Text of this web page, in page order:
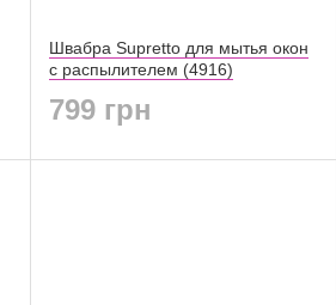
Швабра Supretto для мытья окон
с распылителем (4916)
799 грн